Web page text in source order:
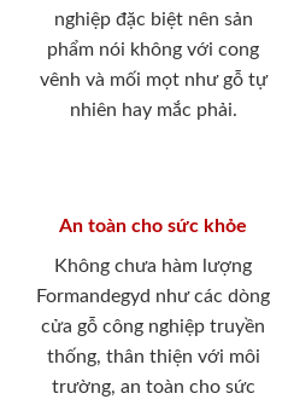
nghiệp đặc biệt nên sản
phẩm nói không với cong
vênh và mối mọt như gỗ tự
nhiên hay mắc phải.
An toàn cho sức khỏe
Không chưa hàm lượng
Formandegyd như các dòng
cửa gỗ công nghiệp truyền
thống, thân thiện với môi
trường, an toàn cho sức